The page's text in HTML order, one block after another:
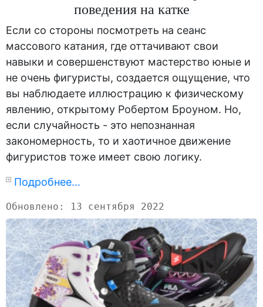
поведения на катке
Если со стороны посмотреть на сеанс
массового катания, где оттачивают свои
навыки и совершенствуют мастерство юные и
не очень фигуристы, создается ощущение, что
вы наблюдаете иллюстрацию к физическому
явлению, открытому Робертом Броуном. Но,
если случайность - это непознанная
закономерность, то и хаотичное движение
фигуристов тоже имеет свою логику.
Подробнее...
Обновлено: 13 сентября 2022